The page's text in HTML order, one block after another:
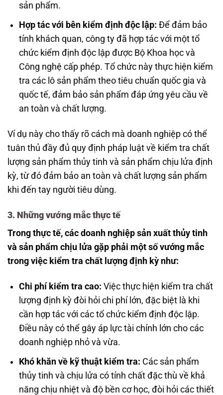
sản phẩm.
Hợp tác với bên kiểm định độc lập: Để đảm bảo
tính khách quan, công ty đã hợp tác với một tổ
chức kiểm định độc lập được Bộ Khoa học và
Công nghệ cấp phép. Tổ chức này thực hiện kiểm
tra các lô sản phẩm theo tiêu chuẩn quốc gia và
quốc tế, đảm bảo sản phẩm đáp ứng yêu cầu về
an toàn và chất lượng.
Ví dụ này cho thấy rõ cách mà doanh nghiệp có thể
tuân thủ đầy đủ quy định pháp luật về kiểm tra chất
lượng sản phẩm thủy tinh và sản phẩm chịu lửa định
kỳ, từ đó đảm bảo an toàn và chất lượng sản phẩm
khi đến tay người tiêu dùng.
3. Những vướng mắc thực tế
Trong thực tế, các doanh nghiệp sản xuất thủy tinh
và sản phẩm chịu lửa gặp phải một số vướng mắc
trong việc kiểm tra chất lượng định kỳ như:
Chi phí kiểm tra cao: Việc thực hiện kiểm tra chất
lượng định kỳ đòi hỏi chi phí lớn, đặc biệt là khi
cần hợp tác với các tổ chức kiểm định độc lập.
Điều này có thể gây áp lực tài chính lớn cho các
doanh nghiệp nhỏ và vừa.
Khó khăn về kỹ thuật kiểm tra: Các sản phẩm
thủy tinh và chịu lửa có tính chất đặc thù về khả
năng chịu nhiệt và độ bền cơ học, đòi hỏi các thiết